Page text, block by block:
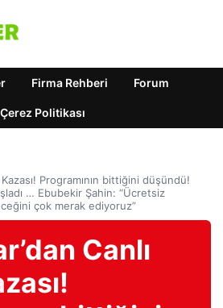
Firma Rehberi Forum
Çerez Politikası
Kazası! Programının bittiğini düşündü!
… Ebubekir Şahin: “Ücretsiz
çok merak ediyoruz”
Canlı